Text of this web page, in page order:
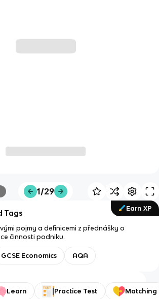
1/29
Earn XP
Tags
pojmy a definicemi z přednášky o
činnosti podniku.
GCSE Economics AQA
Learn Practice Test Matching